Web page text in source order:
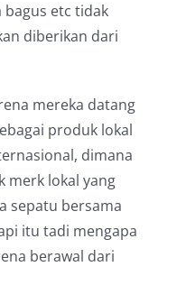
bagus etc tidak
diberikan dari
mereka datang
produk lokal
dimana
merk lokal yang
sepatu bersama
itu tadi mengapa
berawal dari